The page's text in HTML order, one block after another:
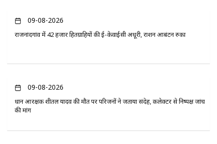
09-08-2026
राजनांदगांव में 42 हजार हितग्राहियों की ई-केवाईसी अधूरी, राशन आबंटन रुका
09-08-2026
प्रधान आरक्षक शीतल यादव की मौत पर परिजनों ने जताया संदेह, कलेक्टर से निष्पक्ष जांच
की मांग